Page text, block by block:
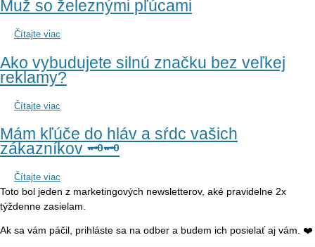
Muž so železnými pľúcami
Čítajte viac
Ako vybudujete silnú značku bez veľkej
reklamy?
Čítajte viac
Mám kľúče do hláv a sŕdc vašich
zákazníkov 🗝️🗝️
Čítajte viac
Toto bol jeden z marketingových newsletterov, aké pravidelne 2x
týždenne zasielam.
Ak sa vám páčil, prihláste sa na odber a budem ich posielať aj vám. ❤️